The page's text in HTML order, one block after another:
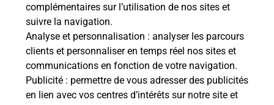
complémentaires sur l’utilisation de nos sites et
suivre la navigation.
Analyse et personnalisation : analyser les parcours
clients et personnaliser en temps réel nos sites et
communications en fonction de votre navigation.
Publicité : permettre de vous adresser des publicités
en lien avec vos centres d’intérêts sur notre site et
Collecte du courrier aujourd'hui à 09h00
15 Rue Principale
67330 Bosselshausen
Itinéraire